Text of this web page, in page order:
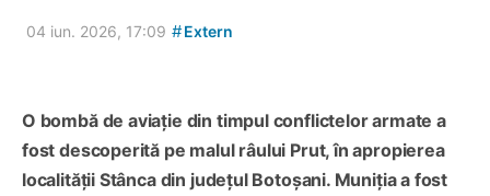
04 iun. 2026, 17:09 #Extern
O bombă de aviație din timpul conflictelor armate a
fost descoperită pe malul râului Prut, în apropierea
localității Stânca din județul Botoșani. Muniția a fost